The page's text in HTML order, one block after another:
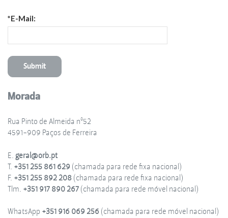
*E-Mail:
Morada
Rua Pinto de Almeida nº52
4591-909 Paços de Ferreira
E. geral@orb.pt
T. +351 255 861 629 (chamada para rede fixa nacional)
F. +351 255 892 208(chamada para rede fixa nacional)
Tlm. +351 917 890 267(chamada para rede móvel nacional)
WhatsApp +351 916 069 256 (chamada para rede móvel nacional)